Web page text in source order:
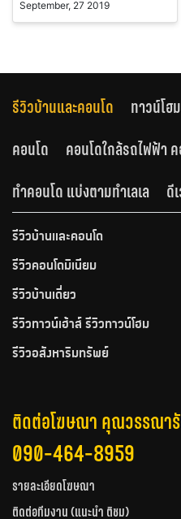
September, 27 2019
รีวิวบ้านและคอนโด ทาวน์โฮม
คอนโด
คอนโดใกล้รถไฟฟ้า
ทำคอนโด แบ่งตามทำเลเล
ดี
รีวิวบ้านและคอนโด
รีวิวคอนโดมิเนียม
รีวิวบ้านเดี่ยว
รีวิวทาวน์เฮ้าส์ รีวิวทาวน์โฮม
รีวิวอสังหาริมทรัพย์
ติดต่อโฆษณา คุณวรรณา
090-464-8959
รายละเอียดโฆษณา
ติดต่อทีมงาน (แนะนำ ติชม)